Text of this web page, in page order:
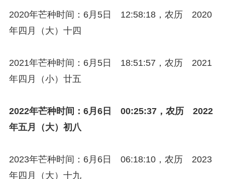
2020年芒种时间：6月5日 12:58:18，农历 2020
年四月（大）十四
2021年芒种时间：6月5日 18:51:57，农历 2021
年四月（小）廿五
2022年芒种时间：6月6日 00:25:37，农历 2022
年五月（大）初八
2023年芒种时间：6月6日 06:18:10，农历 2023
年四月（大）十九